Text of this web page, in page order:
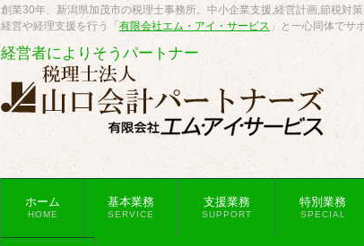
創業30年、新潟県加茂市の税理士事務所。中小企業支援,経営計画,節税対
経営や経理支援を行う「 有限会社エム・アイ・サービス 」と一心同体でサ
経営者によりそうパートナー
ホーム
HOME
基本業務
SERVICE
支援業務
SUPPORT
特別業務
SPECIAL